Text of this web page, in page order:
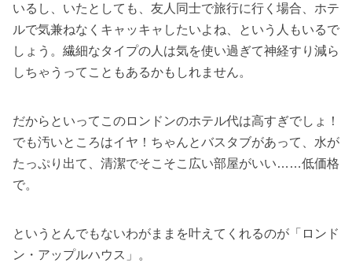
いるし、いたとしても、友人同士で旅行に行く場合、ホテ
ルで気兼ねなくキャッキャしたいよね、という人もいるで
しょう。繊細なタイプの人は気を使い過ぎて神経すり減ら
しちゃうってこともあるかもしれません。
だからといってこのロンドンのホテル代は高すぎでしょ！
でも汚いところはイヤ！ちゃんとバスタブがあって、水が
たっぷり出て、清潔でそこそこ広い部屋がいい……低価格
で。
というとんでもないわがままを叶えてくれるのが「ロンド
ン・アップルハウス」。